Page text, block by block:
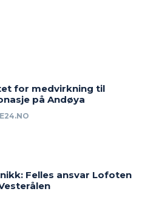
for medvirkning til
på Andøya
Felles ansvar Lofoten